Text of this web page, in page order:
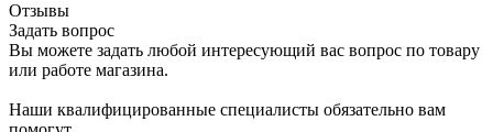
Отзывы
Задать вопрос
Вы можете задать любой интересующий вас вопрос по товару
или работе магазина.
Наши квалифицированные специалисты обязательно вам